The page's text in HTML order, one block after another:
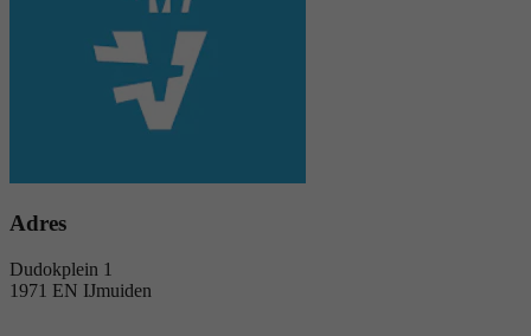
Adres
Dudokplein 1
1971 EN IJmuiden